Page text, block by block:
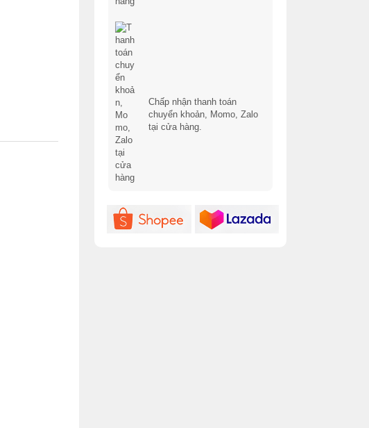
Chấp nhận thanh toán
chuyển khoản, Momo, Zalo
tại cửa hàng.